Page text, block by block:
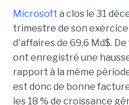
Microsoft a clos le 31
trimestre de son
d'affaires de 69,6 Md$.
ont enregistré une
rapport à la même
est donc de bonne
les 18 % de croissance